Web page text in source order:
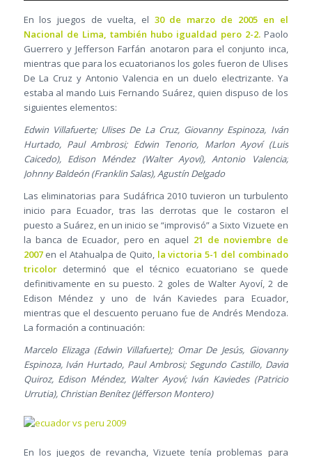
En los juegos de vuelta, el 30 de marzo de 2005 en el
Nacional de Lima, también hubo igualdad pero 2-2.Paolo
Guerrero y Jefferson Farfán anotaron para el conjunto inca,
mientras que para los ecuatorianos los goles fueron de Ulises
De La Cruz y Antonio Valencia en un duelo electrizante. Ya
estaba al mando Luis Fernando Suárez, quien dispuso de los
siguientes elementos:
Edwin Villafuerte; Ulises De La Cruz, Giovanny Espinoza, Iván
Hurtado, Paul Ambrosi; Edwin Tenorio, Marlon Ayoví (Luis
Caicedo), Edison Méndez (Walter Ayoví), Antonio Valencia;
Johnny Baldeón (Franklin Salas), Agustín Delgado
Las eliminatorias para Sudáfrica 2010 tuvieron un turbulento
inicio para Ecuador, tras las derrotas que le costaron el
puesto a Suárez, en un inicio se “improvisó” a Sixto Vizuete en
la banca de Ecuador, pero en aquel 21 de noviembre de
2007en el Atahualpa de Quito, la victoria 5-1 del combinado
tricolordeterminó que el técnico ecuatoriano se quede
definitivamente en su puesto. 2 goles de Walter Ayoví, 2 de
Edison Méndez y uno de Iván Kaviedes para Ecuador,
mientras que el descuento peruano fue de Andrés Mendoza.
La formación a continuación:
Marcelo Elizaga (Edwin Villafuerte); Omar De Jesús, Giovanny
Espinoza, Iván Hurtado, Paul Ambrosi; Segundo Castillo, David
Quiroz, Edison Méndez, Walter Ayoví; Iván Kaviedes (Patricio
Urrutia), Christian Benítez (Jéfferson Montero)
En los juegos de revancha, Vizuete tenía problemas para